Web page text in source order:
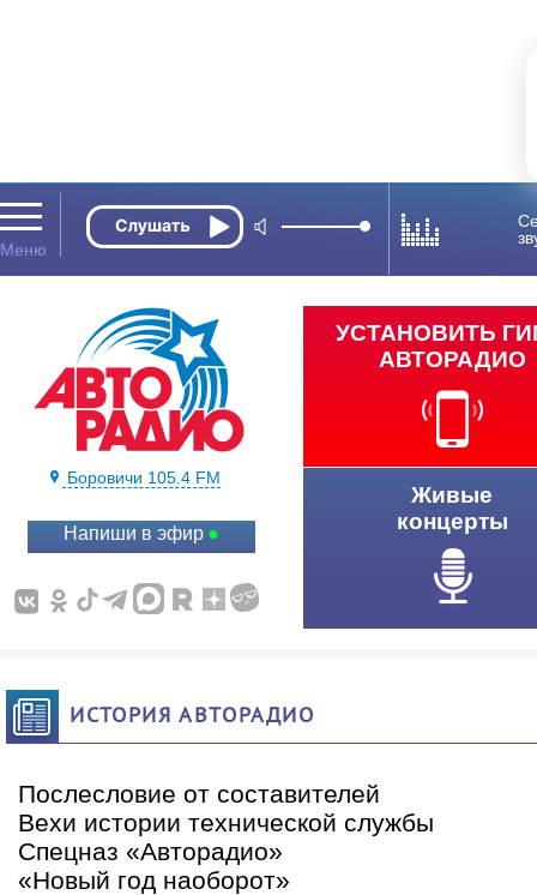
Боровичи 105.4 FM
Напиши в эфир
УСТАНОВИТЬ
АВТОРАДИО
Живые
концерты
ИСТОРИЯ АВТОРАДИО
Послесловие от составителей
Вехи истории технической службы
Спецназ «Авторадио»
«Новый год наоборот»